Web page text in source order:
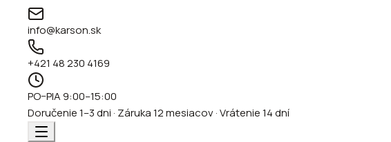
info@karson.sk
+421 48 230 4169
PO–PIA 9:00–15:00
Doručenie 1–3 dni · Záruka 12 mesiacov · Vrátenie 14 dní